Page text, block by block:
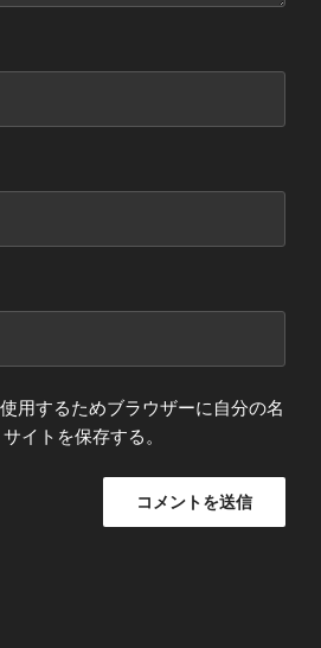
用するためブラウザーに自分の名
イトを保存する。